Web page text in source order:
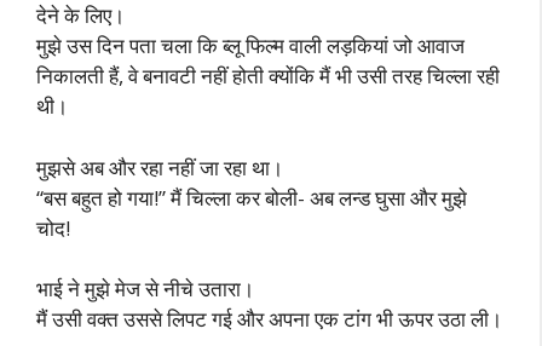
देने के लिए।
मुझे उस दिन पता चला कि ब्लू फिल्म वाली लड़कियां जो आवाज
निकालती हैं, वे बनावटी नहीं होती क्योंकि मैं भी उसी तरह चिल्ला रही
थी।
मुझसे अब और रहा नहीं जा रहा था।
“बस बहुत हो गया!” मैं चिल्ला कर बोली- अब लन्ड घुसा और मुझे
चोद!
भाई ने मुझे मेज से नीचे उतारा।
मैं उसी वक्त उससे लिपट गई और अपना एक टांग भी ऊपर उठा ली।